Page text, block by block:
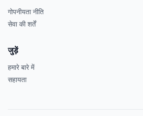
गोपनीयता नीति
सेवा की शर्तें
जुड़ें
हमारे बारे में
सहायता